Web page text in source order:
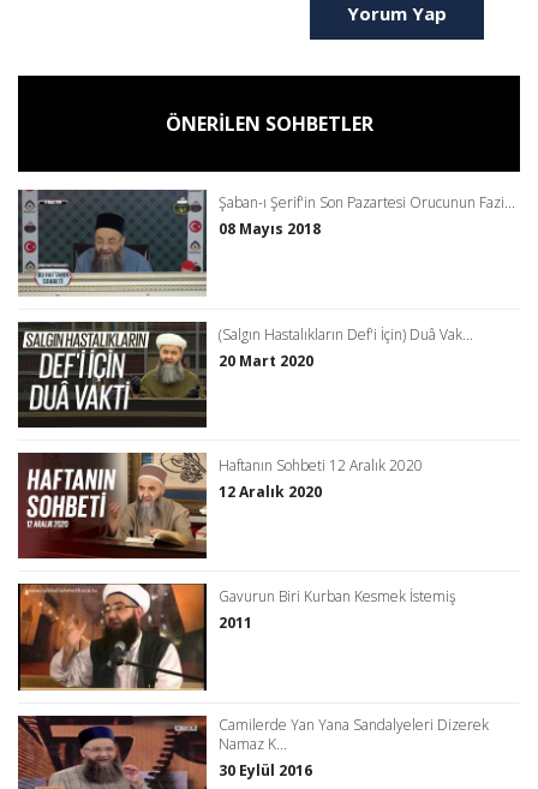
Yorum Yap
ÖNERİLEN SOHBETLER
Şaban-ı Şerif'in Son Pazartesi Orucunun Fazi...
08 Mayıs 2018
(Salgın Hastalıkların Def'i İçin) Duâ Vak...
20 Mart 2020
Haftanın Sohbeti 12 Aralık 2020
12 Aralık 2020
Gavurun Biri Kurban Kesmek İstemiş
2011
Camilerde Yan Yana Sandalyeleri Dizerek
Namaz K...
30 Eylül 2016